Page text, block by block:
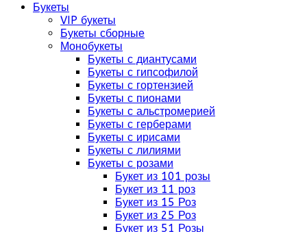
Букеты
VIP букеты
Букеты сборные
Монобукеты
Букеты с диантусами
Букеты с гипсофилой
Букеты с гортензией
Букеты с пионами
Букеты с альстромерией
Букеты с герберами
Букеты с ирисами
Букеты с лилиями
Букеты с розами
Букет из 101 розы
Букет из 11 роз
Букет из 15 Роз
Букет из 25 Роз
Букет из 51 Розы